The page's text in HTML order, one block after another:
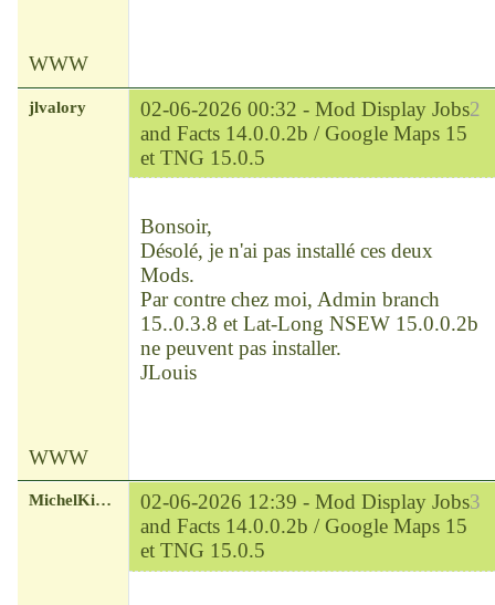
WWW
2
jlvalory 02-06-2026 00:32 - Mod Display Jobs
and Facts 14.0.0.2b / Google Maps 15
et TNG 15.0.5
Bonsoir,
Désolé, je n'ai pas installé ces deux
Mods.
Par contre chez moi, Admin branch
15..0.3.8 et Lat-Long NSEW 15.0.0.2b
ne peuvent pas installer.
JLouis
WWW
3
MichelKirsch 02-06-2026 12:39 - Mod Display Jobs
and Facts 14.0.0.2b / Google Maps 15
et TNG 15.0.5